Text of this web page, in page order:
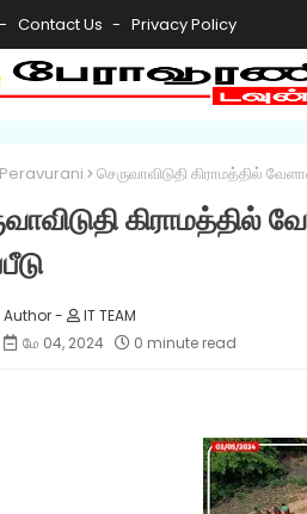
Contact Us Privacy Policy
Peravurani செருவாவிடுதி கிராமத்தில்
கிராமத்தில்
IT TEAM
மே 04, 2024
0 minute read